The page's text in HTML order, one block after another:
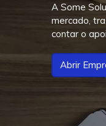
A Some
mercado,
contar o
Abrir